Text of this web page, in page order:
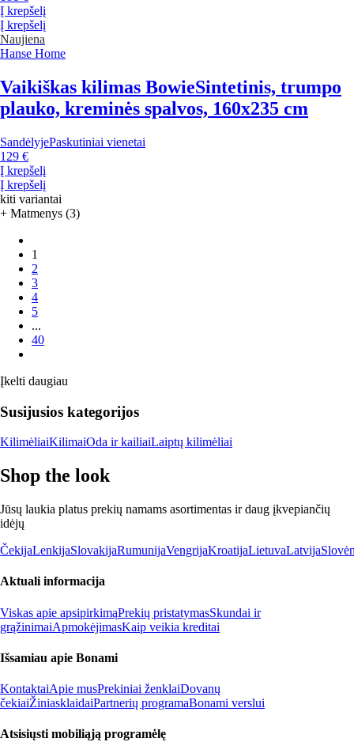
Į krepšelį
Į krepšelį
Naujiena
Hanse Home
Vaikiškas kilimas BowieSintetinis, trumpo
plauko, kreminės spalvos, 160x235 cm
SandėlyjePaskutiniai vienetai
129 €
Į krepšelį
Į krepšelį
kiti variantai
+ Matmenys (3)
1
2
3
4
5
...
40
Įkelti daugiau
Susijusios kategorijos
KilimėliaiKilimaiOda ir kailiaiLaiptų kilimėliai
Shop the look
Jūsų laukia platus prekių namams asortimentas ir daug įkvepiančių
idėjų
ČekijaLenkijaSlovakijaRumunijaVengrijaKroatijaLietuvaLatvija
Aktuali informacija
Viskas apie apsipirkimąPrekių pristatymasSkundai ir
grąžinimaiApmokėjimasKaip veikia kreditai
Išsamiau apie Bonami
KontaktaiApie musPrekiniai ženklaiDovanų
čekiaiŽiniasklaidaiPartnerių programaBonami verslui
Atsisiųsti mobiliąją programėlę